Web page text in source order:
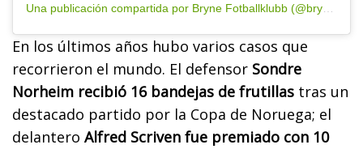
Una publicación compartida por Bryne Fotballklubb (@brynefotball)
En los últimos años hubo varios casos que
recorrieron el mundo. El defensor Sondre
Norheim recibió 16 bandejas de frutillas tras un
destacado partido por la Copa de Noruega; el
delantero Alfred Scriven fue premiado con 10